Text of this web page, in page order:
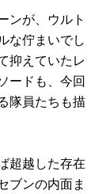
ンが、ウルト
な佇まいでし
抑えていたレ
ードも、今回
隊員たちも描
超越した存在
ブンの内面ま